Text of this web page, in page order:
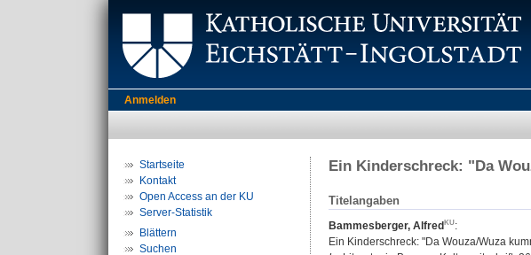
Anmelden
Startseite
Kontakt
Open Access an der KU
Server-Statistik
Blättern
Suchen
Ein Kinderschreck: "Da
Titelangaben
Bammesberger, Alfred
:
Ein Kinderschreck: "Da Wouza/Wuza